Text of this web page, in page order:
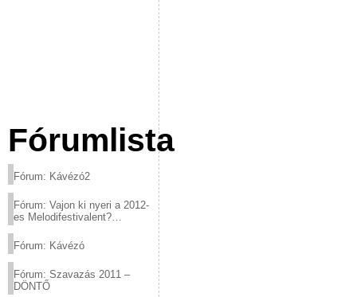
Fórumlista
Fórum: Kávézó2
Fórum: Vajon ki nyeri a 2012-
es Melodifestivalent?
Fórum: Kávézó
Fórum: Szavazás 2011 –
DÖNTŐ